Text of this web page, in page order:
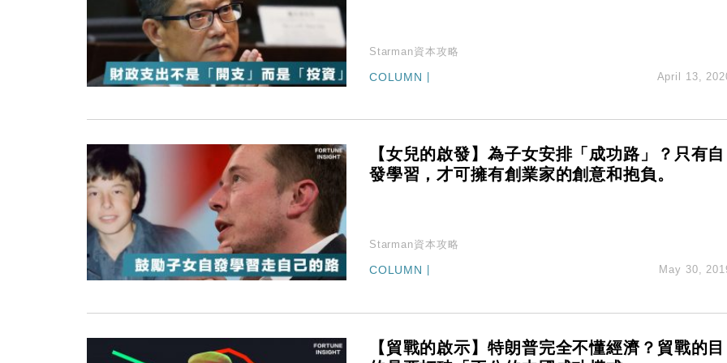
Starman資本攻略
COLUMN | April 13,
【女兒的啟發】為子女安排「成功路」？只有自
發學習，才可擁有創業家的創意和抱負。
Starman資本攻略
COLUMN May 30,
【貿戰的啟示】特朗普完全不懂經濟？貿戰的目